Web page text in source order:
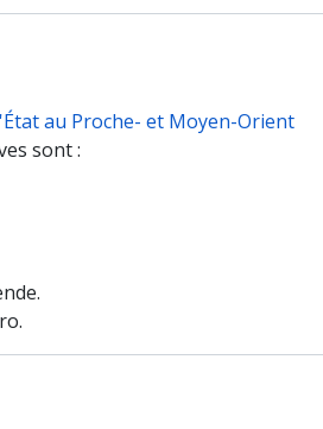
au Proche- et Moyen-Orient
sont :